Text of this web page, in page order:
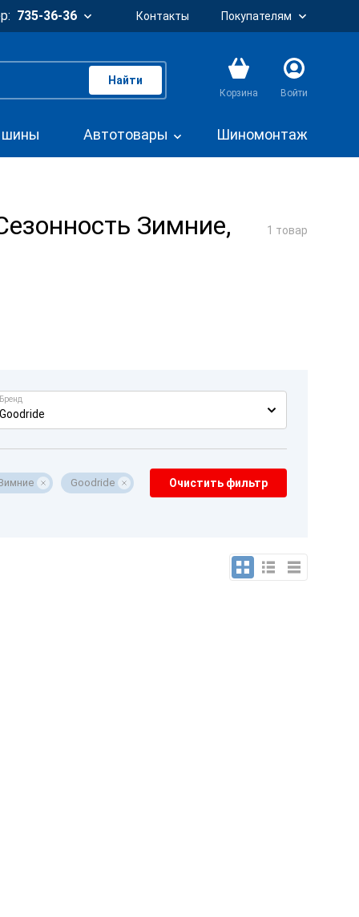
735-36-36 Контакты Покупателям
Найти
Корзина Войти
шины Автотовары Шиномонтаж
Зимние,
1 товар
Бренд
Goodride
Goodride Очистить фильтр